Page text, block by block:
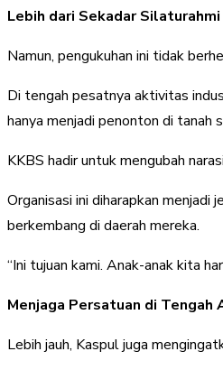
Lebih dari Sekadar Silaturahmi
Namun, pengukuhan ini tidak
Di tengah pesatnya aktivitas
hanya menjadi penonton di tanah
KKBS hadir untuk mengubah
Organisasi ini diharapkan
berkembang di daerah mereka.
“Ini tujuan kami. Anak-anak kita
Menjaga Persatuan di Tengah
Lebih jauh, Kaspul juga